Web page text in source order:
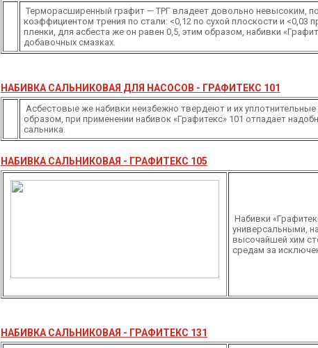
Терморасширенный графит — ТРГ владеет довольно невысоким,
коэффициентом трения по стали: <0,12 по сухой плоскости и <0,03
пленки, для асбеста же он равен 0,5, этим образом, набивки
добавочных смазках.
НАБИВКА САЛЬНИКОВАЯ ДЛЯ НАСОСОВ - ГРАФИТЕКС 101
Асбестовые же набивки неизбежно твердеют и их
образом, при применении набивок «Графитекс» 101 отпадает
сальника.
НАБИВКА САЛЬНИКОВАЯ - ГРАФИТЕКС 105
Набивки
универсальными,
высочайшей хим
средам за
НАБИВКА САЛЬНИКОВАЯ - ГРАФИТЕКС 131